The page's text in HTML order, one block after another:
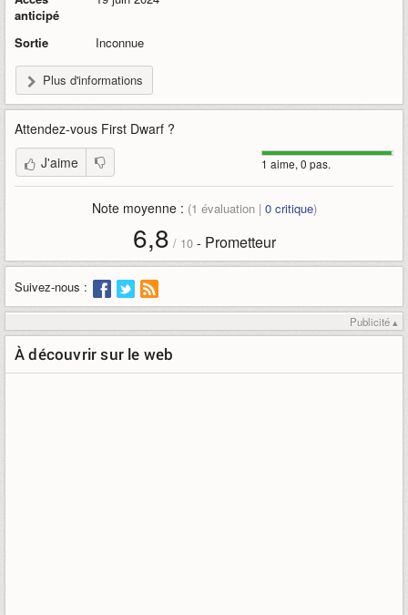
anticipé
Sortie Inconnue
Plus d'informations
Attendez-vous First Dwarf ?
1 aime, 0 pas.
J'aime
Note moyenne : (1 évaluation | 0critique)
6,8 / 10- Prometteur
Suivez-nous :
Publicité ▴
À découvrir sur le web